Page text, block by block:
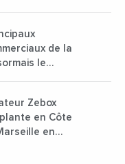
Karen à
2023 de la
le
Zebox
en Côte
en